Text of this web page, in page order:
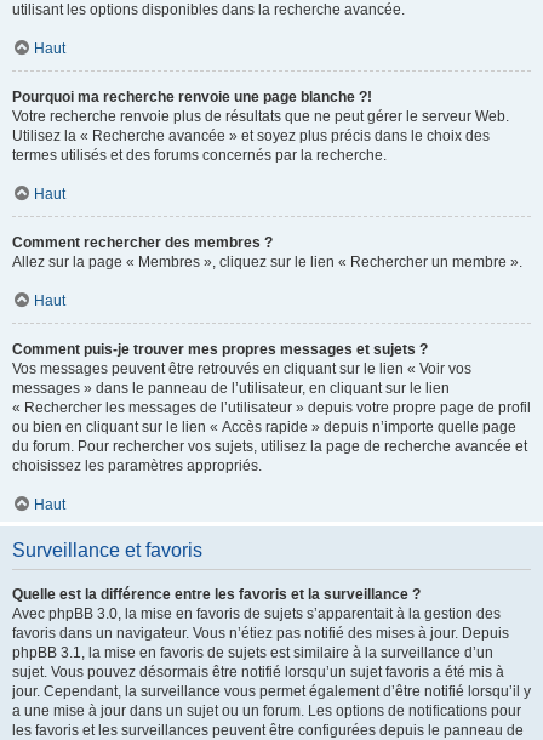
utilisant les options disponibles dans la recherche avancée.
Haut
Pourquoi ma recherche renvoie une page blanche ?!
Votre recherche renvoie plus de résultats que ne peut gérer le serveur Web.
Utilisez la « Recherche avancée » et soyez plus précis dans le choix des
termes utilisés et des forums concernés par la recherche.
Haut
Comment rechercher des membres ?
Allez sur la page « Membres », cliquez sur le lien « Rechercher un membre ».
Haut
Comment puis-je trouver mes propres messages et sujets ?
Vos messages peuvent être retrouvés en cliquant sur le lien « Voir vos
messages » dans le panneau de l’utilisateur, en cliquant sur le lien
« Rechercher les messages de l’utilisateur » depuis votre propre page de profil
ou bien en cliquant sur le lien « Accès rapide » depuis n’importe quelle page
du forum. Pour rechercher vos sujets, utilisez la page de recherche avancée et
choisissez les paramètres appropriés.
Haut
Surveillance et favoris
Quelle est la différence entre les favoris et la surveillance ?
Avec phpBB 3.0, la mise en favoris de sujets s’apparentait à la gestion des
favoris dans un navigateur. Vous n’étiez pas notifié des mises à jour. Depuis
phpBB 3.1, la mise en favoris de sujets est similaire à la surveillance d’un
sujet. Vous pouvez désormais être notifié lorsqu’un sujet favoris a été mis à
jour. Cependant, la surveillance vous permet également d’être notifié lorsqu’il y
a une mise à jour dans un sujet ou un forum. Les options de notifications pour
les favoris et les surveillances peuvent être configurées depuis le panneau de